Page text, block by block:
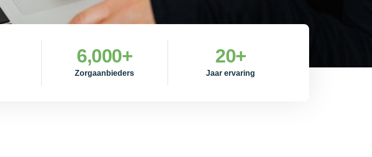
Zorgaanbieders
6,000+
Jaar ervaring
20+